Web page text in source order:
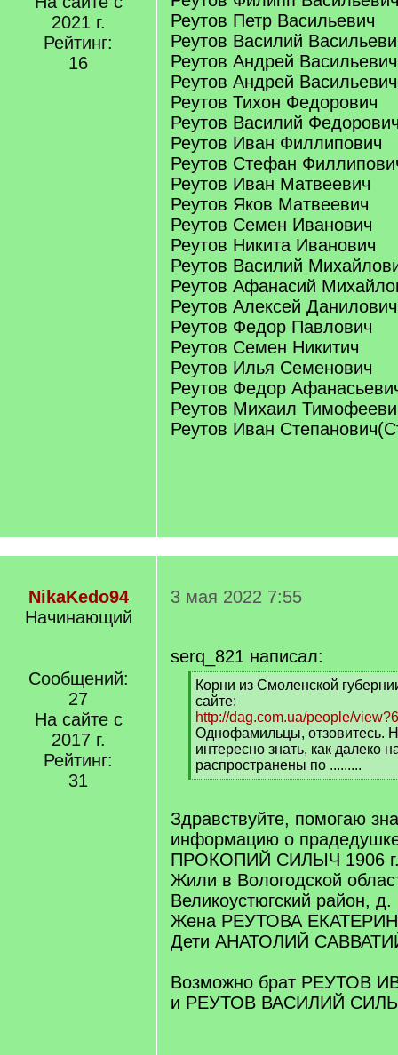
2021 г.
Рейтинг:
16
Реутов Петр Васильевич
Реутов Василий
Реутов Андрей
Реутов Андрей Васильевич
Реутов Тихон Федорович
Реутов Василий
Реутов Иван Филлипович
Реутов Стефан
Реутов Иван Матвеевич
Реутов Яков Матвеевич
Реутов Семен Иванович
Реутов Никита Иванович
Реутов Василий
Реутов Афанасий
Реутов Алексей Данилович
Реутов Федор Павлович
Реутов Семен Никитич
Реутов Илья Семенович
Реутов Федор
Реутов Михаил
Реутов Иван
NikaKedo94
Начинающий
Сообщений:
27
На сайте с
2017 г.
Рейтинг:
31
3 мая 2022 7:55
serq_821 написал:
[
q
]
Корни из Смоленской
сайте:
http://dag.com.ua/people/
Однофамильцы, отзовитесь.
интересно знать, как далеко
распространены по .........
[
q
]
Здравствуйте, помогаю
информацию о
ПРОКОПИЙ СИЛЫЧ 1906
Жили в Вологодской
Великоустюгский район,
Жена РЕУТОВА
Дети АНАТОЛИЙ
Возможно брат РЕУТОВ
и РЕУТОВ ВАСИЛИЙ